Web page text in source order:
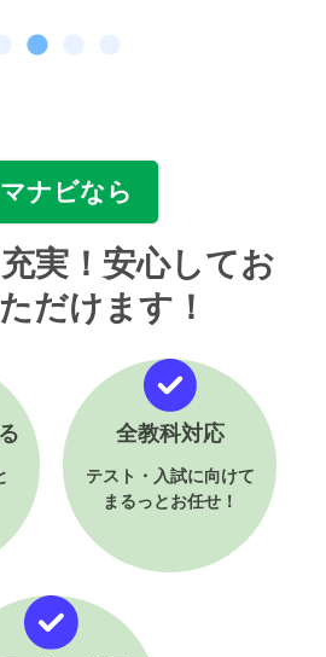
ナビなら
実！安心してお
だけます！
全教科対応
テスト・入試に向けて
まるっとお任せ！